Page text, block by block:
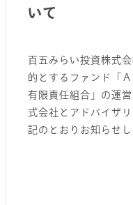
いて
百五みらい投資株式
的とするファンド「
有限責任組合」の運
式会社とアドバイザ
記のとおりお知らせし